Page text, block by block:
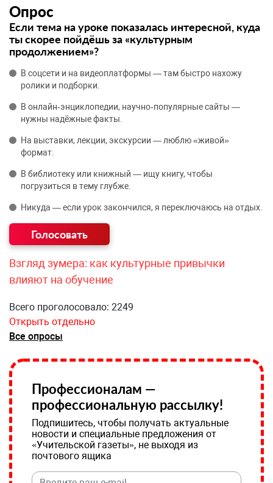
Опрос
Если тема на уроке показалась интересной, куда
ты скорее пойдёшь за «культурным
продолжением»?
В соцсети и на видеоплатформы — там быстро нахожу
ролики и подборки.
В онлайн‑энциклопедии, научно‑популярные сайты —
нужны надёжные факты.
На выставки, лекции, экскурсии — люблю «живой»
формат.
В библиотеку или книжный — ищу книгу, чтобы
погрузиться в тему глубже.
Никуда — если урок закончился, я переключаюсь на отдых.
Взгляд зумера: как культурные привычки
влияют на обучение
Всего проголосовало: 2249
Открыть отдельно
Все опросы
Профессионалам —
профессиональную рассылку!
Подпишитесь, чтобы получать актуальные
новости и специальные предложения от
«Учительской газеты», не выходя из
почтового ящика